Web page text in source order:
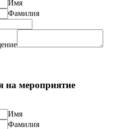
Имя
Фамилия
на мероприятие
Имя
Фамилия